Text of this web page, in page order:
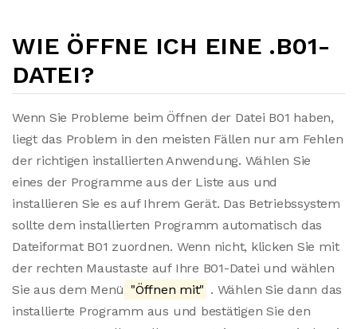
WIE ÖFFNE ICH EINE .B01-
DATEI?
Wenn Sie Probleme beim Öffnen der Datei B01 haben,
liegt das Problem in den meisten Fällen nur am Fehlen
der richtigen installierten Anwendung. Wählen Sie
eines der Programme aus der Liste aus und
installieren Sie es auf Ihrem Gerät. Das Betriebssystem
sollte dem installierten Programm automatisch das
Dateiformat B01 zuordnen. Wenn nicht, klicken Sie mit
der rechten Maustaste auf Ihre B01-Datei und wählen
Sie aus dem Menü "Öffnen mit" . Wählen Sie dann das
installierte Programm aus und bestätigen Sie den